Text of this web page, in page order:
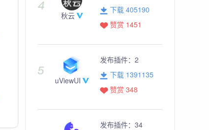
秋云
下载 405190
赞赏 1451
uViewUI
发布插件： 2
下载 1391135
赞赏 348
发布插件： 34